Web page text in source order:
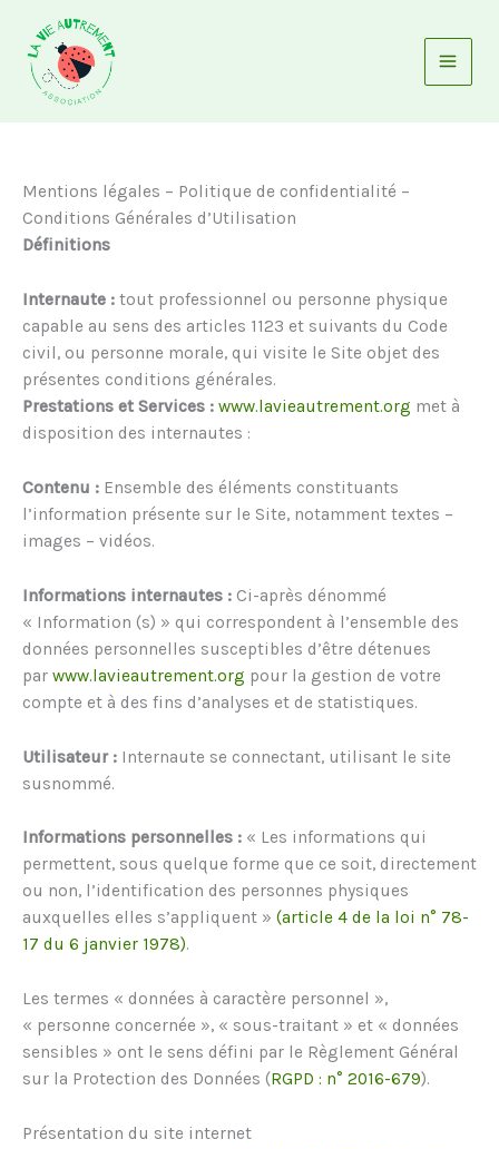
contenu
Mentions légales – Politique de confidentialité –
Conditions Générales d’Utilisation
Définitions
Internaute : tout professionnel ou personne physique
capable au sens des articles 1123 et suivants du Code
civil, ou personne morale, qui visite le Site objet des
présentes conditions générales.
Prestations et Services : www.lavieautrement.org met à
disposition des internautes :
Contenu : Ensemble des éléments constituants
l’information présente sur le Site, notamment textes –
images – vidéos.
Informations internautes : Ci-après dénommé
« Information (s) » qui correspondent à l’ensemble des
données personnelles susceptibles d’être détenues
par www.lavieautrement.org pour la gestion de votre
compte et à des fins d’analyses et de statistiques.
Utilisateur : Internaute se connectant, utilisant le site
susnommé.
Informations personnelles : « Les informations qui
permettent, sous quelque forme que ce soit, directement
ou non, l’identification des personnes physiques
auxquelles elles s’appliquent » (article 4 de la loi n° 78-
17 du 6 janvier 1978).
Les termes « données à caractère personnel »,
« personne concernée », « sous-traitant » et « données
sensibles » ont le sens défini par le Règlement Général
sur la Protection des Données (RGPD : n° 2016-679).
Présentation du site internet